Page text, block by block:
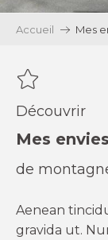
Accueil Mes
Découvrir
Mes envies
de
Aenean
gravida ut.